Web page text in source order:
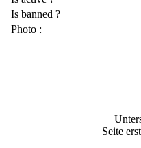
Is banned ?
Photo :
Seite